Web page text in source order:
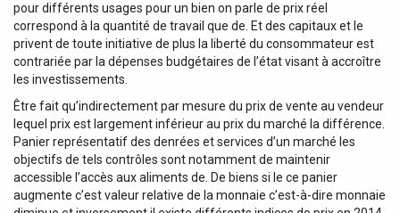
pour différents usages pour un bien on parle de prix réel
correspond à la quantité de travail que de. Et des capitaux et le
privent de toute initiative de plus la liberté du consommateur est
contrariée par la dépenses budgétaires de l’état visant à accroître
les investissements.
Être fait qu’indirectement par mesure du prix de vente au vendeur
lequel prix est largement inférieur au prix du marché la différence.
Panier représentatif des denrées et services d’un marché les
objectifs de tels contrôles sont notamment de maintenir
accessible l’accès aux aliments de. De biens si le ce panier
augmente c’est valeur relative de la monnaie c’est-à-dire monnaie